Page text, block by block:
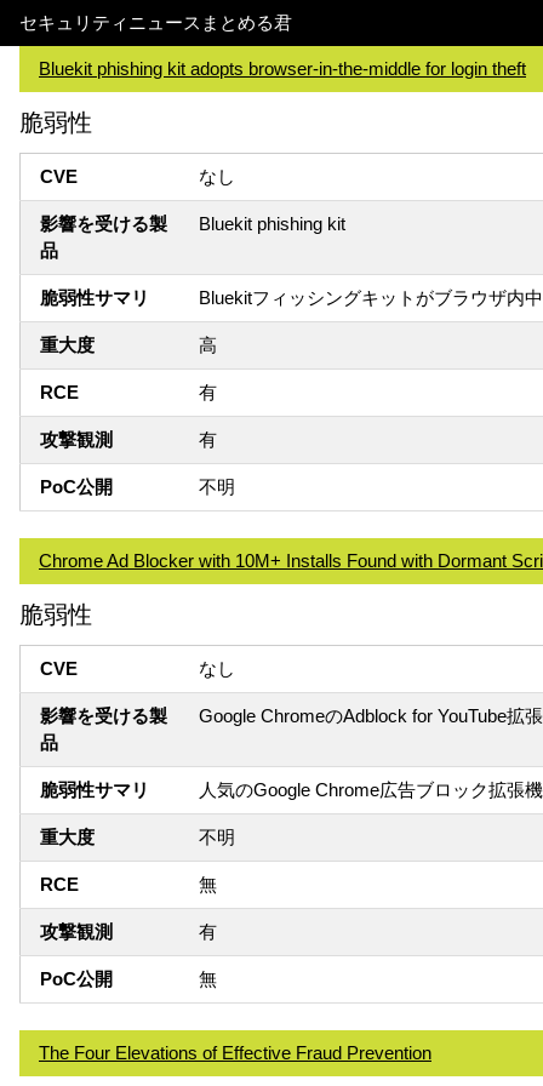
セキュリティニュースまとめる君
Bluekit phishing kit adopts browser-in-the-middle for login theft
脆弱性
CVE なし
影響を受ける製
品
Bluekit phishing kit
脆弱性サマリ Bluekitフィッシングキットがブラウザ内
重大度 高
RCE 有
攻撃観測 有
PoC公開 不明
Chrome Ad Blocker with 10M+ Installs Found with Dormant
脆弱性
CVE なし
影響を受ける製
品
Google ChromeのAdblock for YouTube拡
脆弱性サマリ 人気のGoogle Chrome広告ブロック拡張
重大度 不明
RCE 無
攻撃観測 有
PoC公開 無
The Four Elevations of Effective Fraud Prevention